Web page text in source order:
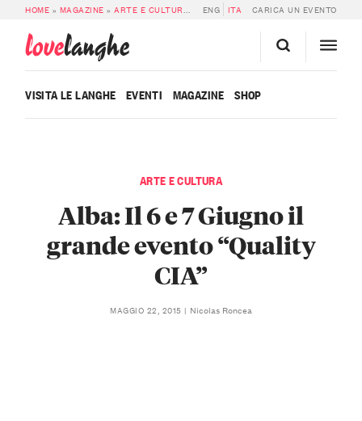
HOME » MAGAZINE »ARTE E CULTURA » ALBA: IL 6 E 7 GIUGNO IL GRANDE
ENG ITA CARICA UN EVENTO
lovelanghe
VISITA LE LANGHE EVENTI MAGAZINE SHOP
ARTE E CULTURA
Alba: Il 6 e 7 Giugno il
grande evento “Quality
CIA”
MAGGIO 22, 2015 Nicolas Roncea